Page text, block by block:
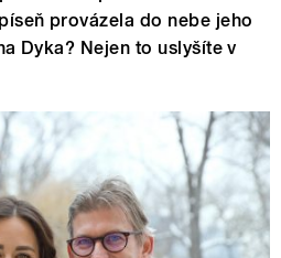
provázela do nebe jeho
Dyka? Nejen to uslyšíte v